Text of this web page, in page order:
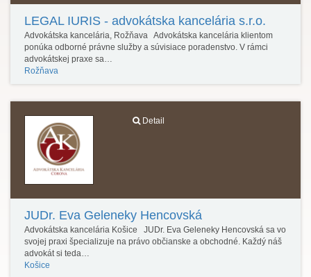
LEGAL IURIS - advokátska kancelária s.r.o.
Advokátska kancelária, Rožňava Advokátska kancelária klientom
ponúka odborné právne služby a súvisiace poradenstvo. V rámci
advokátskej praxe sa…
Rožňava
Detail
JUDr. Eva Geleneky Hencovská
Advokátska kancelária Košice JUDr. Eva Geleneky Hencovská sa vo
svojej praxi špecializuje na právo občianske a obchodné. Každý náš
advokát si teda…
Košice